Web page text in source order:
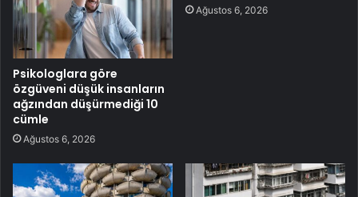
Psikologlara göre
özgüveni düşük insanların
ağzından düşürmediği 10
cümle
Ağustos 6, 2026
Ağustos 6, 2026